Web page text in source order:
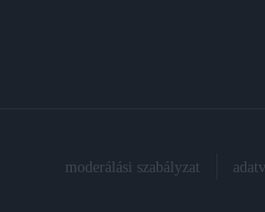
moderálási szabályzat